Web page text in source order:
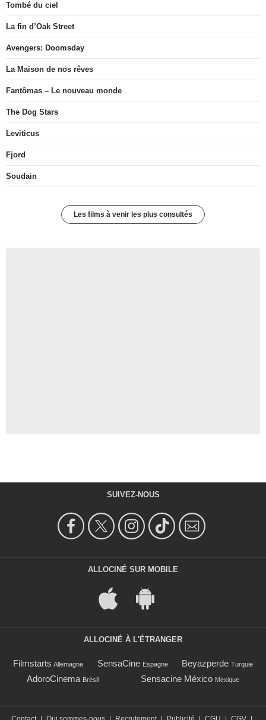
Tombé du ciel
La fin d’Oak Street
Avengers: Doomsday
La Maison de nos rêves
Fantômas – Le nouveau monde
The Dog Stars
Leviticus
Fjord
Soudain
Les films à venir les plus consultés
SUIVEZ-NOUS
ALLOCINÉ SUR MOBILE
ALLOCINÉ À L'ÉTRANGER
Filmstarts Allemagne SensaCine Espagne Beyazperde Turquie
AdoroCinema Brésil Sensacine México Mexique